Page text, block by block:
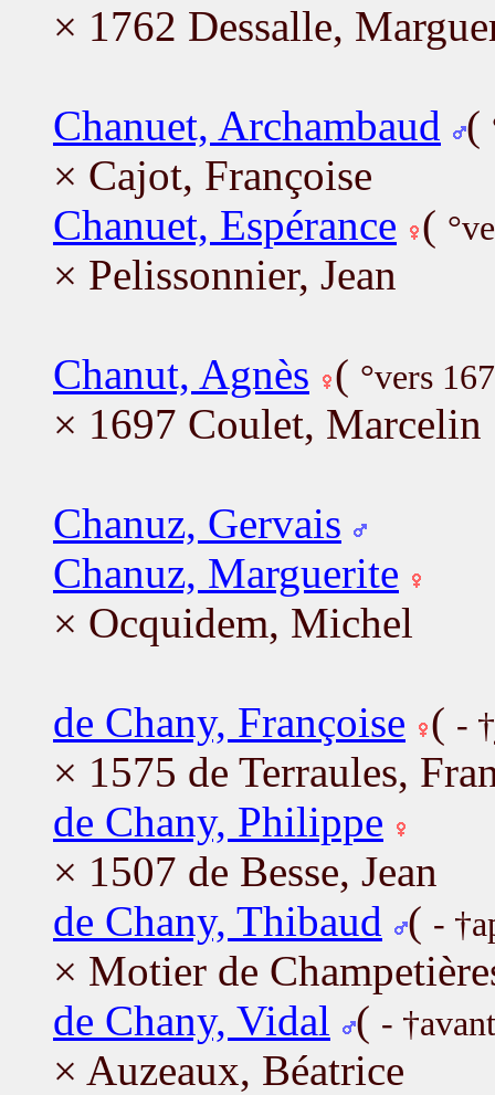
× 1762 Dessalle,
Chanuet, Archambaud (
× Cajot, Françoise
Chanuet, Espérance (
× Pelissonnier, Jean
Chanut, Agnès ( °vers
× 1697 Coulet, Marcelin
Chanuz, Gervais
Chanuz, Marguerite
× Ocquidem, Michel
de Chany, Françoise ( -
× 1575 de Terraules,
de Chany, Philippe
× 1507 de Besse, Jean
de Chany, Thibaud
( -
× Motier de
de Chany, Vidal
( -
× Auzeaux, Béatrice